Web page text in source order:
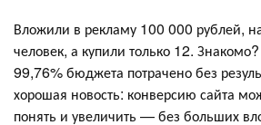
Вложили в рекламу 100 000 рублей,
человек, а купили только 12.
99,76% бюджета потрачено без
хорошая новость: конверсию сайта
понять и увеличить — без больших